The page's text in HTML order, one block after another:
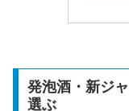
発泡酒・新ジ
選ぶ